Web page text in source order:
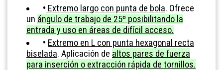
• Extremo largo con punta de bola. Ofrece
un ángulo de trabajo de 25º posibilitando la
entrada y uso en áreas de difícil acceso.
• Extremo en L con punta hexagonal recta
biselada. Aplicación de altos pares de fuerza
para inserción o extracción rápida de tornillos.